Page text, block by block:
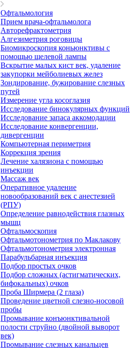
Офтальмология
Прием врача-офтальмолога
Авторефрактометрия
Алгезиметрия роговицы
Биомикроскопия коньюнктивы с
помощью щелевой лампы
Вскрытие малых кист век, удаление
закупорки мейболиевых желез
Зондирование, бужирование слезных
путей
Измерение угла косоглазия
Исследование бинокулярных функций
Исследование запаса аккомодации
Исследование конвергенции,
дивергенции
Компьютерная периметрия
Коррекция зрения
Лечение халязиона с помощью
инъекции
Массаж век
Оперативное удаление
новообразований век с анестезией
(РПУ)
Определение равнодействия глазных
мышц
Офтальмоскопия
Офтальмотонометрия по Маклакову
Офтальмотонометрия электронная
Парабульбарная инъекция
Подбор простых очков
Подбор сложных (астигматических,
бифокальных) очков
Проба Ширмера (2 глаза)
Проведение цветной слезно-носовой
пробы
Промывание конъюнктивальной
полости струйно (двойной выворот
век)
Промывание слезных канальцев